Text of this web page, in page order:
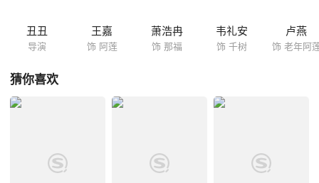
丑丑
导演
王嘉
饰 阿莲
萧浩冉
饰 那福
韦礼安
饰 千树
卢燕
饰 老年阿
猜你喜欢